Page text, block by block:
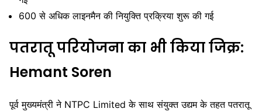
600 से अधिक लाइनमैन की नियुक्ति प्रक्रिया शुरू की गई
पतरातू परियोजना का भी किया जिक्र:
Hemant Soren
पूर्व मुख्यमंत्री ने NTPC Limited के साथ संयुक्त उद्यम के तहत पतरातू